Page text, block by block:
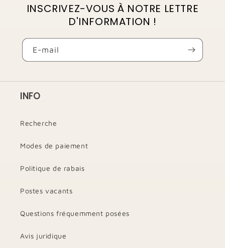
INSCRIVEZ-VOUS À NOTRE LETTRE
D'INFORMATION !
E-mail
INFO
Recherche
Modes de paiement
Politique de rabais
Postes vacants
Questions fréquemment posées
Avis juridique